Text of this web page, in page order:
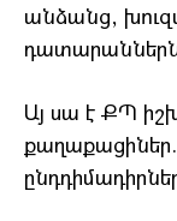
անձանց,
դատարաններն
Այ սա է ՔՊ